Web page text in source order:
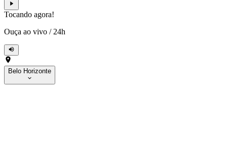
Tocando agora!
Ouça ao vivo / 24h
Belo Horizonte